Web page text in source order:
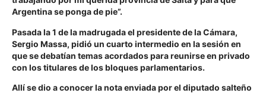
Argentina se ponga de pie”.
Pasada la 1 de la madrugada el presidente de la Cámara,
Sergio Massa, pidió un cuarto intermedio en la sesión en
que se debatían temas acordados para reunirse en privado
con los titulares de los bloques parlamentarios.
Allí se dio a conocer la nota enviada por el diputado salteño